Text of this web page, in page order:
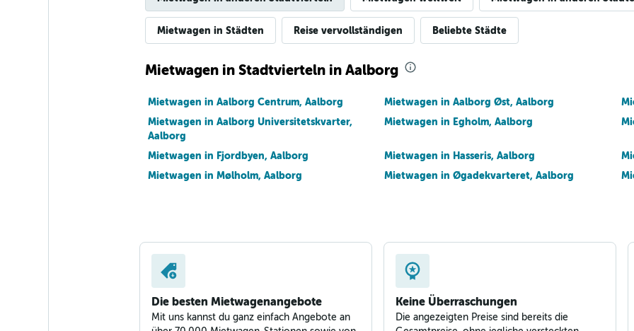
Mietwagen in Städten Reise vervollständigen Beliebte Städte
Mietwagen in Stadtvierteln in Aalborg
Mietwagen in Aalborg Centrum, Aalborg Mietwagen in Aalborg Øst, Aalborg
Mietwagen in Aalborg Universitetskvarter,
Aalborg
Mietwagen in Egholm, Aalborg
Mietwagen in Fjordbyen, Aalborg Mietwagen in Hasseris, Aalborg
Mietwagen in Mølholm, Aalborg
Mietwagen in Øgadekvarteret, Aalborg
Die besten Mietwagenangebote
Mit uns kannst du ganz einfach Angebote an
Keine Überraschungen
Die angezeigten Preise sind bereits die